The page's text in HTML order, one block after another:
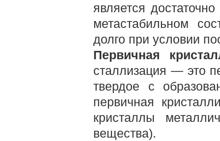
является
метастабильном
долго при условии
Первичная
сталлизация — это
твердое с
первичная
кристаллы
вещества).